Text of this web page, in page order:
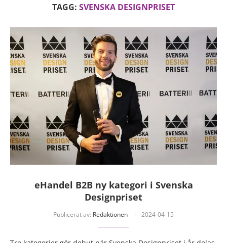
TAGG: SVENSKA DESIGNPRISET
eHandel B2B ny kategori i Svenska
Designpriset
Publicerat av: Redaktionen 2024-04-15